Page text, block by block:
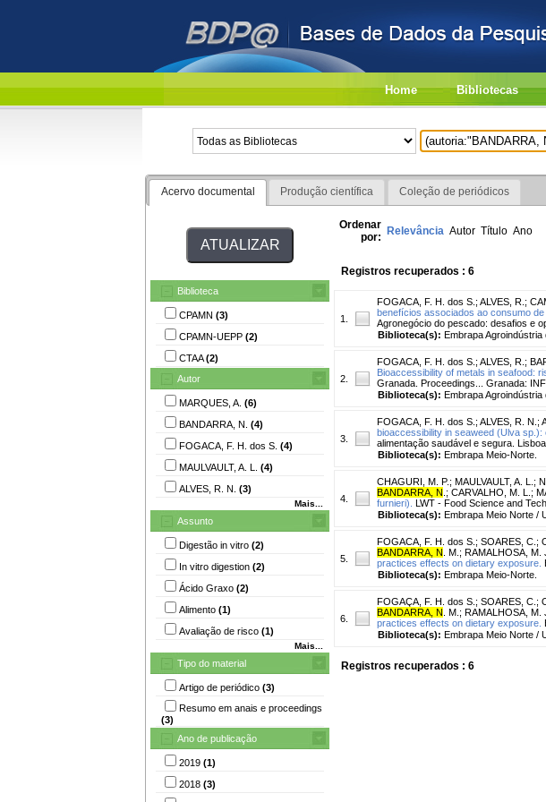
Home Bibliotecas
Acervo documental Produção científica Coleção de periódicos
Biblioteca
CPAMN (3)
CPAMN-UEPP (2)
CTAA(2)
Autor
MARQUES, A. (6)
BANDARRA, N. (4)
FOGACA, F. H. dos S. (4)
MAULVAULT, A. L. (4)
ALVES, R. N. (3)
Mais...
Assunto
Digestão in vitro (2)
In vitro digestion (2)
Ácido Graxo (2)
Alimento (1)
Avaliação de risco (1)
Mais...
Tipo do material
Artigo de periódico (3)
Resumo em anais e proceedings
(3)
Ano de publicação
2019 (1)
2018 (3)
Ordenar
por: Relevância Autor Título Ano
Registros recuperados : 6
1.
FOGACA, F. H. dos S. ; ALVES, R. ;
benefícios associados ao consumo de
Agronegócio do pescado: desafios e
Biblioteca(s): Embrapa Agroindústria
2.
FOGACA, F. H. dos S. ; ALVES, R. ;
Bioaccessibility of metals in seafood:
Granada. Proceedings... Granada:
Biblioteca(s): Embrapa Agroindústria
3.
FOGACA, F. H. dos S. ; ALVES, R. N. ;
bioaccessibility in seaweed (Ulva sp.):
alimentação saudável e segura.
Biblioteca(s): Embrapa Meio-Norte.
4.
CHAGURI, M. P. ; MAULVAULT, A. L. ;
BANDARRA, N ; CARVALHO, M. L. ;
furnieri). LWT - Food Science and
Biblioteca(s): Embrapa Meio Norte /
5.
FOGACA, F. H. dos S. ; SOARES, C. ;
BANDARRA, N . M. ; RAMALHOSA, M.
practices effects on dietary exposure.
Biblioteca(s): Embrapa Meio-Norte.
6.
FOGAÇA, F. H. dos S. ; SOARES, C. ;
BANDARRA, N . M. ; RAMALHOSA, M.
practices effects on dietary exposure.
Biblioteca(s): Embrapa Meio Norte /
Registros recuperados : 6